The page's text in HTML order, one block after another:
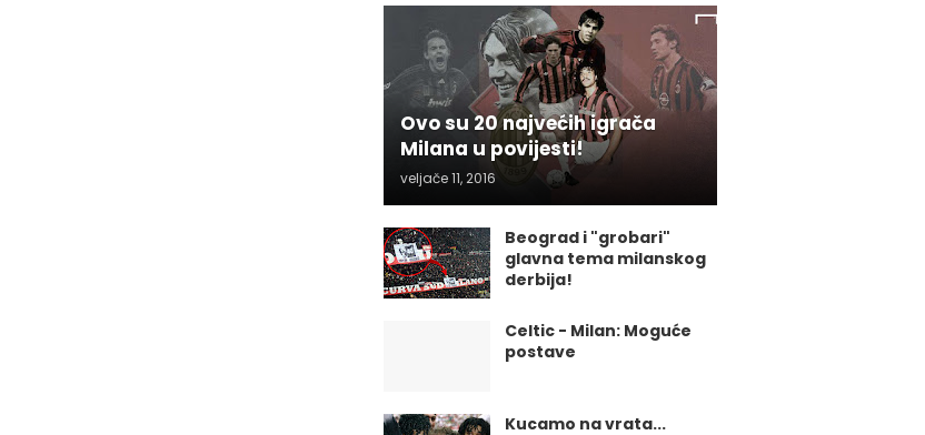
Ovo su 20 najvećih igrača
Milana u povijesti!
veljače 11, 2016
Beograd i "grobari"
glavna tema milanskog
derbija!
Celtic - Milan: Moguće
postave
Kucamo na vrata...